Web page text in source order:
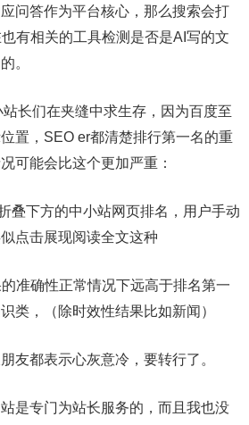
问答作为平台核心，那么搜索会打
有相关的工具检测是否是AI写的文
。
长们在夹缝中求生存，因为百度至
置，SEO er都清楚排行第一名的重
可能会比这个更加严重：
叠下方的中小站网页排名，用户手动
点击展现阅读全文这种
准确性正常情况下远高于排名第一
类，（除时效性结果比如新闻）
友都表示心灰意冷，要转行了。
是专门为站长服务的，而且我也没